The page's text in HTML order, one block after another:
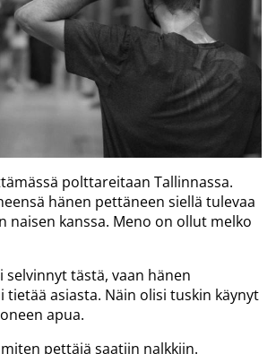
polttareitaan Tallinnassa.
hänen pettäneen siellä tulevaa
naisen kanssa. Meno on ollut melko
selvinnyt tästä, vaan hänen
tietää asiasta. Näin olisi tuskin käynyt
apua.
pettäjä saatiin nalkkiin.